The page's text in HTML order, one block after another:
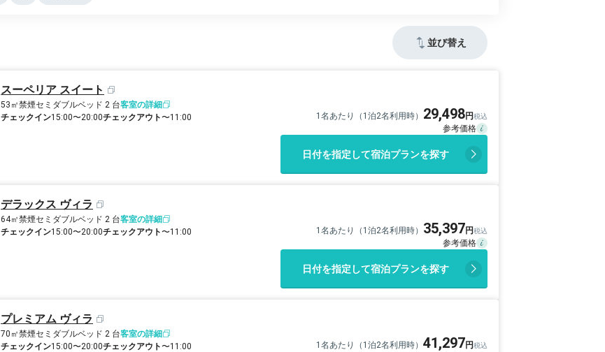
並び替え
スーペリア スイート
53㎡禁煙セミダブルベッド 2 台客室の詳細
チェックイン15:00〜20:00チェックアウト〜11:00 1名あたり（1泊2名利用時） 29,498
日付を指定して宿泊プランを探す
デラックス ヴィラ
64㎡禁煙セミダブルベッド 2 台客室の詳細
チェックイン15:00〜20:00チェックアウト〜11:00 1名あたり（1泊2名利用時） 35,397
日付を指定して宿泊プランを探す
プレミアム ヴィラ
70㎡禁煙セミダブルベッド 2 台客室の詳細
チェックイン15:00〜20:00チェックアウト〜11:00 1名あたり（1泊2名利用時） 41,297